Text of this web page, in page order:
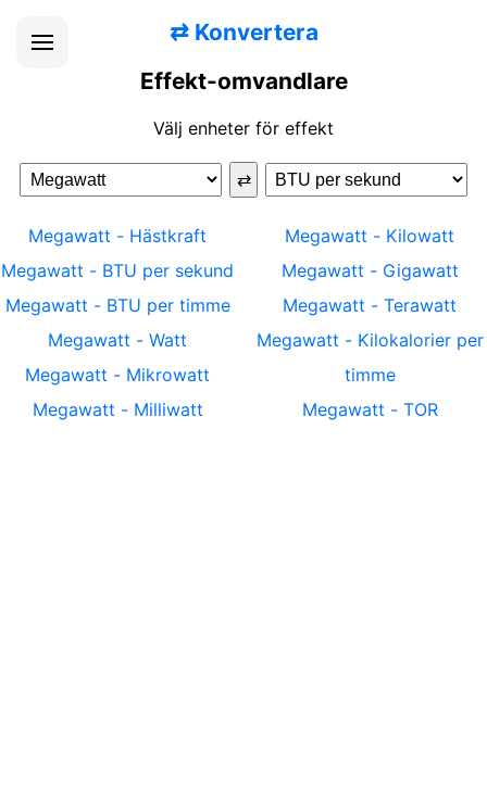
⇄ Konvertera
Effekt-omvandlare
Välj enheter för effekt
⇄
Megawatt - Hästkraft
Megawatt - BTU per sekund
Megawatt - BTU per timme
Megawatt - Watt
Megawatt - Mikrowatt
Megawatt - Milliwatt
Megawatt - Kilowatt
Megawatt - Gigawatt
Megawatt - Terawatt
Megawatt - Kilokalorier per
timme
Megawatt - TOR